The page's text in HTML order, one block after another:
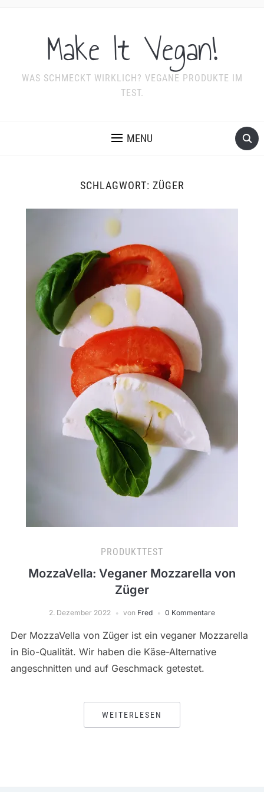
Make It Vegan!
WAS SCHMECKT WIRKLICH? VEGANE PRODUKTE IM
TEST.
MENU
SCHLAGWORT: ZÜGER
PRODUKTTEST
MozzaVella: Veganer Mozzarella von
Züger
2. Dezember 2022 von Fred 0 Kommentare
Der MozzaVella von Züger ist ein veganer Mozzarella
in Bio-Qualität. Wir haben die Käse-Alternative
angeschnitten und auf Geschmack getestet.
WEITERLESEN